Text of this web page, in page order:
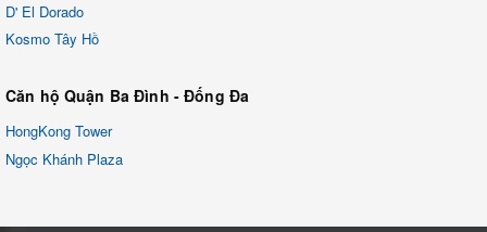
D' El Dorado
Kosmo Tây Hồ
Căn hộ Quận Ba Đình - Đống Đa
HongKong Tower
Ngọc Khánh Plaza